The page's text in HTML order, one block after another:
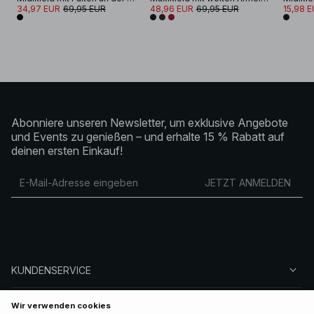
34,97 EUR 69,95 EUR
48,96 EUR 69,95 EUR
15,98
Abonniere unseren Newsletter, um exklusive Angebote
und Events zu genießen – und erhalte 15 % Rabatt auf
deinen ersten Einkauf!
JETZT ANMELDEN
KUNDENSERVICE
ÜBER NA-KD